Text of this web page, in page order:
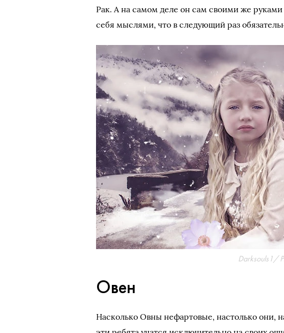
Рак. А на самом деле он сам своими же руками
себя мыслями, что в следующий раз
Darksouls1/
Овен
Насколько Овны нефартовые, настолько они,